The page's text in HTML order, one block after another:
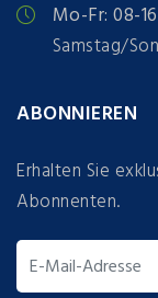
Mo-Fr: 08-16
Samstag/
ABONNIEREN
Erhalten Sie
Abonnenten.